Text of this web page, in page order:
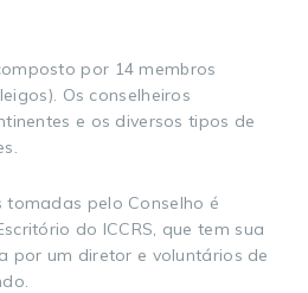
por 14 membros
Os conselheiros
e os diversos tipos de
tomadas pelo Conselho é
do ICCRS, que tem sua
por um diretor e voluntários de